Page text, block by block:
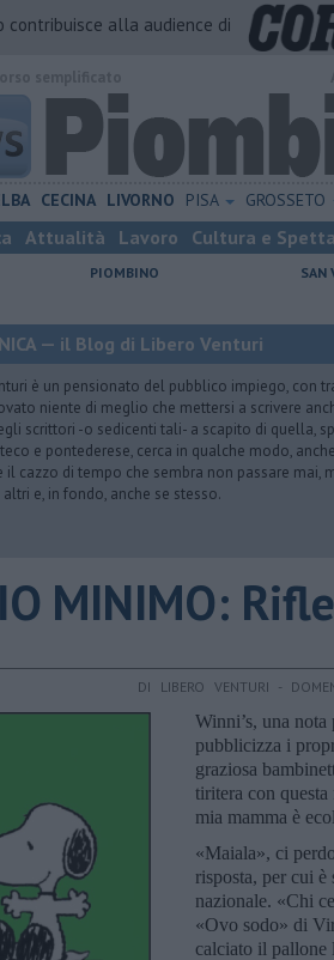
contribuisce alla audience di
CECINA LIVORNO PISA GROSSETO
Attualità Lavoro Cultura e
PIOMBINO SAN
— il Blog di Libero Venturi
è un pensionato del pubblico impiego, con
niente di meglio che mettersi a scrivere
scrittori -o sedicenti tali- a scapito di quella,
e pontederese, cerca in qualche modo,
il cazzo di tempo che sembra non passare mai,
e, in fondo, anche se stesso.
MINIMO:
DI LIBERO VENTURI -
Winni’s, una
pubblicizza i
graziosa
tiritera con
mia mamma è
«Maiala», ci
risposta, per cui è
nazionale. «Chi
«Ovo sodo» di
calciato il pallone